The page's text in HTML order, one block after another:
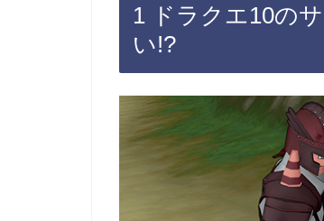
1 ドラクエ10の
い!?